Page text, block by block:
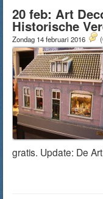
20 feb: Art
Historische
Zondag 14 februari 2016
gratis. Update: De